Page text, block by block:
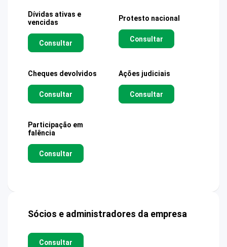
Dívidas ativas e
vencidas
Consultar
Protesto nacional
Consultar
Cheques devolvidos
Consultar
Ações judiciais
Consultar
Participação em
falência
Consultar
Sócios e administradores da empresa
Consultar